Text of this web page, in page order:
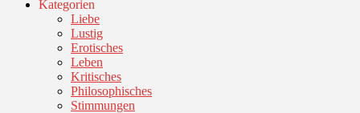
Kategorien
Liebe
Lustig
Erotisches
Leben
Kritisches
Philosophisches
Stimmungen